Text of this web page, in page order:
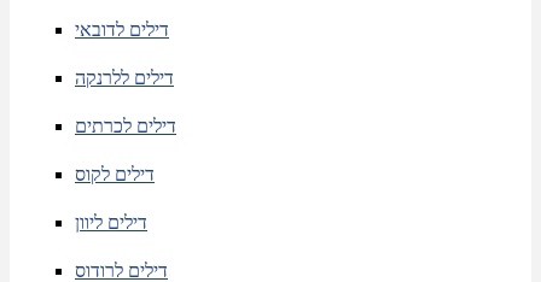
דילים לדובאי
דילים ללרנקה
דילים לכרתים
דילים לקוס
דילים ליוון
דילים לרודוס